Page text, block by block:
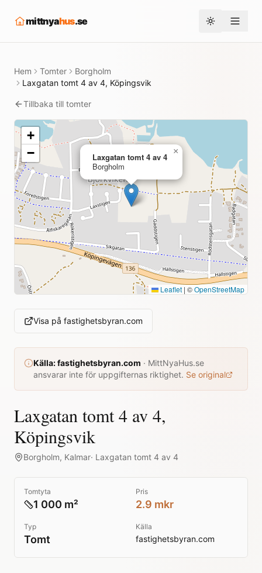
mittnyahus.se Toggle theme
Hem Tomter
Borgholm
Laxgatan tomt 4 av 4, Köpingsvik
Tillbaka till tomter
Laxgatan tomt 4 av 4
Borgholm
×
+
−
Leaflet | ©OpenStreetMap
Visa på fastighetsbyran.com
Källa:fastighetsbyran.com · MittNyaHus.se
ansvarar inte för uppgifternas riktighet. Se original
Laxgatan tomt 4 av 4,
Köpingsvik
Borgholm, Kalmar· Laxgatan tomt 4 av 4
Tomtyta
1 000 m²
Pris
2.9 mkr
Typ
Tomt
Källa
fastighetsbyran.com